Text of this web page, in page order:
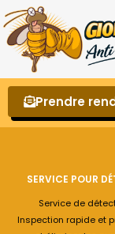
Prendre
SERVICE POUR
Service de
Inspection rapide et